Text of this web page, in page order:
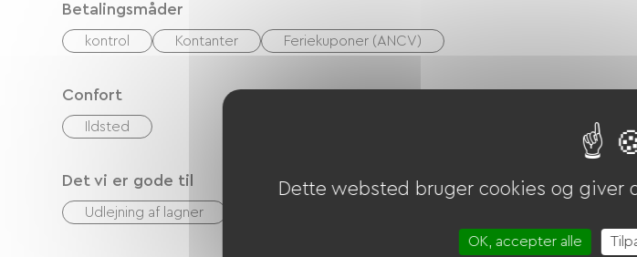
Betalingsmåder
kontrol Kontanter Feriekuponer (ANCV)
Confort
Ildsted
Det vi er gode til
Udlejning af lagner
Dette websted bruger cookies og giver
OK, accepter alle